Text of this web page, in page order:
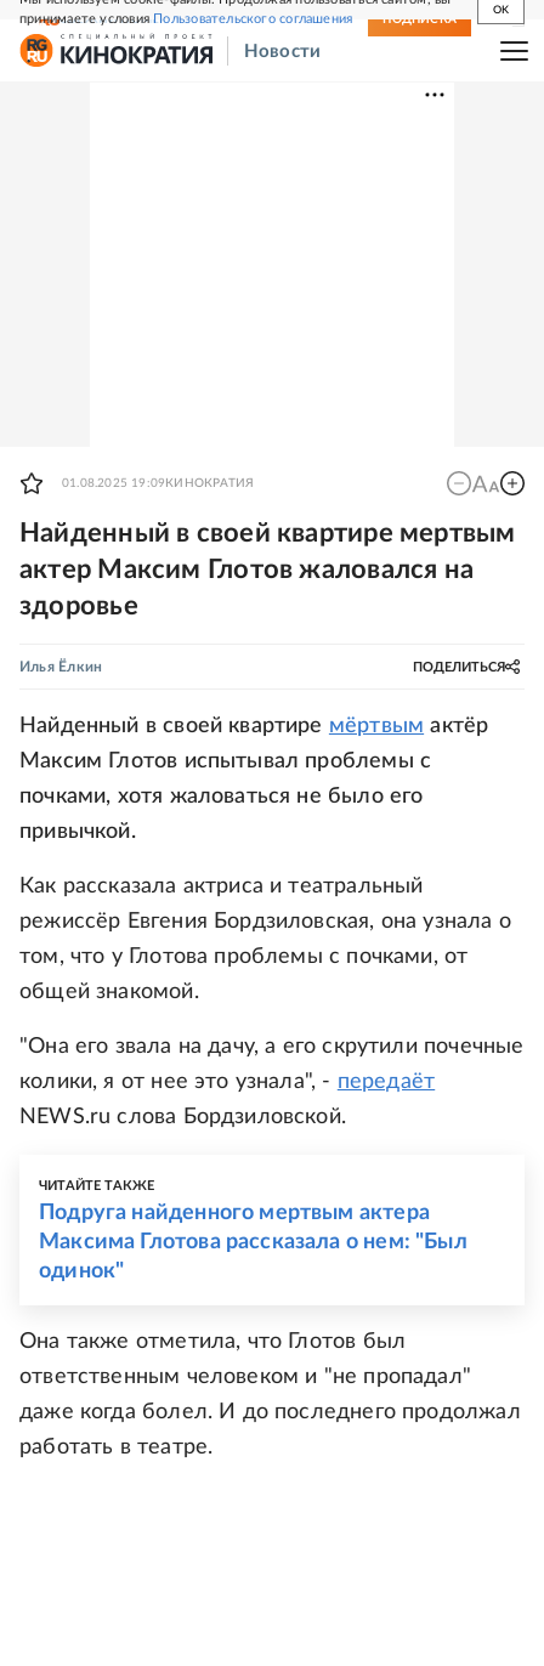
принимаете условияПользовательского соглашения
OK
СВЕЖИЙ НОМЕР ПОДПИСКА
Новости
01.08.2025 19:09 КИНОКРАТИЯ
Найденный в своей квартире мертвым
актер Максим Глотов жаловался на
здоровье
Илья Ёлкин ПОДЕЛИТЬСЯ
Найденный в своей квартире мёртвым актёр
Максим Глотов испытывал проблемы с
почками, хотя жаловаться не было его
привычкой.
Как рассказала актриса и театральный
режиссёр Евгения Бордзиловская, она узнала о
том, что у Глотова проблемы с почками, от
общей знакомой.
"Она его звала на дачу, а его скрутили почечные
колики, я от нее это узнала", - передаёт
NEWS.ru слова Бордзиловской.
ЧИТАЙТЕ ТАКЖЕ
Подруга найденного мертвым актера
Максима Глотова рассказала о нем: "Был
одинок"
Она также отметила, что Глотов был
ответственным человеком и "не пропадал"
даже когда болел. И до последнего продолжал
работать в театре.